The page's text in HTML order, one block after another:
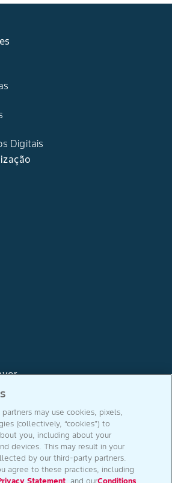
Digitais
may use cookies, pixels,
(collectively, “cookies”) to
you, including about your
devices. This may result in your
by our third-party partners.
agree to these practices, including
Statement , and ourConditions